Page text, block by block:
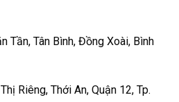
Tần, Tân Bình, Đồng Xoài, Bình
Riêng, Thới An, Quận 12, Tp.